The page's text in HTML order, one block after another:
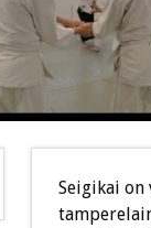
Seigikai